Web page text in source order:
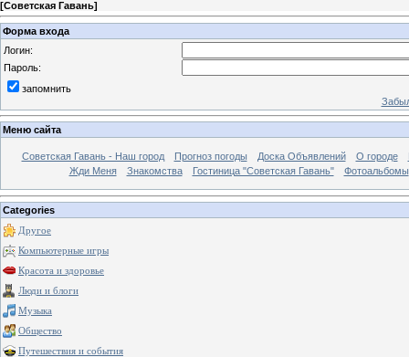
[Советская Гавань]
Форма входа
Логин:
Пароль:
запомнить
Меню сайта
Советская Гавань - Наш город Прогноз погоды Доска Объявлений О городе
Жди Меня
Знакомства Гостиница "Советская Гавань" Фотоальбомы
Categories
Другое
Компьютерные игры
Красота и здоровье
Люди и блоги
Музыка
Общество
Путешествия и события